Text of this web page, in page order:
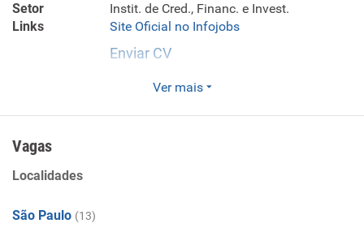
Setor
Instit. de Cred., Financ. e Invest.
Links
Site Oficial no Infojobs
Enviar CV
Holdings de instituições não-financeiras . . . . . . . . . . . . . . . . .
Ver mais
Vagas
Localidades
São Paulo (13)